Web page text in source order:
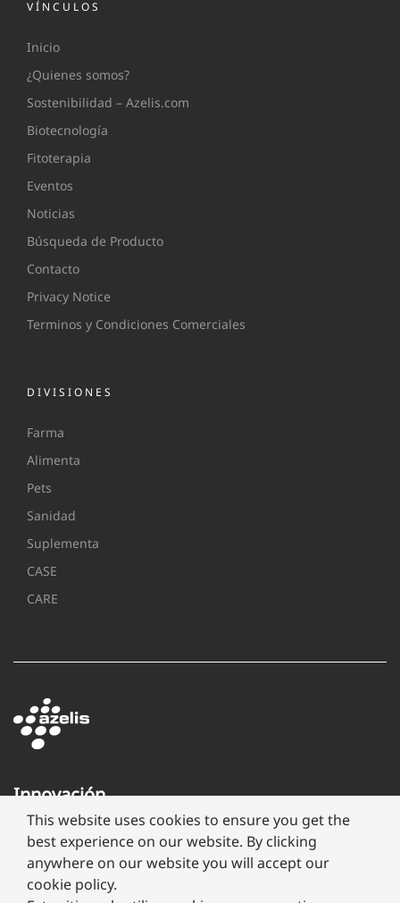
VÍNCULOS
Inicio
¿Quienes somos?
Sostenibilidad – Azelis.com
Biotecnología
Fitoterapia
Eventos
Noticias
Búsqueda de Producto
Contacto
Privacy Notice
Terminos y Condiciones Comerciales
DIVISIONES
Farma
Alimenta
Pets
Sanidad
Suplementa
CASE
CARE
Innovación
través
de
formulación
This website uses cookies to ensure you get the
best experience on our website. By clicking
anywhere on our website you will accept our
cookie policy.